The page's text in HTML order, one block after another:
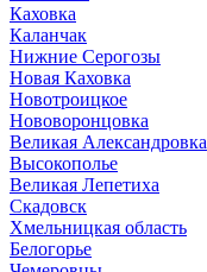
Каховка
Каланчак
Нижние Серогозы
Новая Каховка
Новотроицкое
Нововоронцовка
Великая Александровка
Высокополье
Великая Лепетиха
Скадовск
Хмельницкая область
Белогорье